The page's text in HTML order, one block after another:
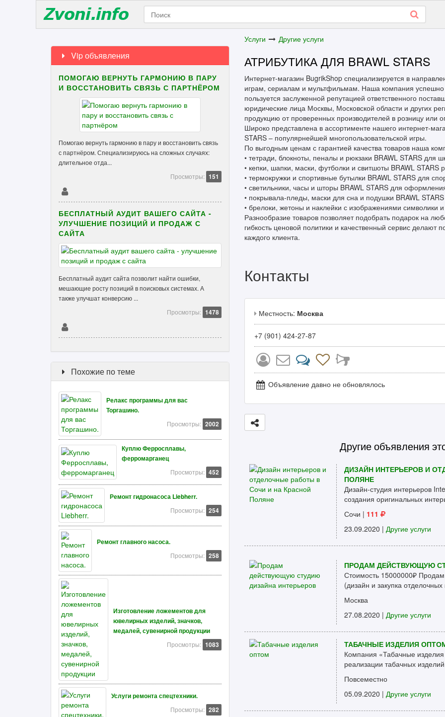
Услуги Другие услуги
АТРИБУТИКА ДЛЯ BRAWL STARS
Интернет-магазин BugrikShop специализируется в
играм, сериалам и мультфильмам. Наша компания успешно
пользуется заслуженной репутацией ответственного
юридические лица Москвы, Московской области и других
продукцию от проверенных производителей в розницу
Широко представлена в ассортименте нашего интернет-
STARS – популярнейшей многопользовательской игры.
По выгодным ценам с гарантией качества товаров наша
• тетради, блокноты, пеналы и рюкзаки BRAWL STARS для
• кепки, шапки, маски, футболки и свитшоты BRAWL STARS
• термокружки и спортивные бутылки BRAWL STARS для
• светильники, часы и шторы BRAWL STARS для
• покрывала-пледы, маски для сна и подушки BRAWL
• брелоки, жетоны и наклейки с изображениями символики и
Разнообразие товаров позволяет подобрать подарок на
гибкость ценовой политики и качественный сервис
каждого клиента.
Контакты
Местность: Москва
+7 (901) 424-27-87
Объявление давно не обновлялось
Другие объявления
ДИЗАЙН ИНТЕРЬЕРОВ И
ПОЛЯНЕ
Дизайн-студия интерьеров
создания оригинальных
Сочи | 111
23.09.2020 | Другие услуги
ПРОДАМ ДЕЙСТВУЮЩУЮ
Стоимость 15000000₽
(дизайн и закупка
Москва
27.08.2020 | Другие услуги
ТАБАЧНЫЕ ИЗДЕЛИЯ
Компания «Табачные
реализации табачных
Повсеместно
05.09.2020 | Другие услуги
Vip объявления
ПОМОГАЮ ВЕРНУТЬ ГАРМОНИЮ В ПАРУ
И ВОССТАНОВИТЬ СВЯЗЬ С ПАРТНЁРОМ
Помогаю вернуть гармонию в пару и восстановить связь
с партнёром. Специализируюсь на сложных случаях:
длительное отда...
Просмотры: 151
БЕСПЛАТНЫЙ АУДИТ ВАШЕГО САЙТА -
УЛУЧШЕНИЕ ПОЗИЦИЙ И ПРОДАЖ С
САЙТА
Бесплатный аудит сайта позволит найти ошибки,
мешающие росту позиций в поисковых системах. А
также улучшат конверсию ...
Просмотры: 1478
Похожие по теме
Релакс программы для вас
Торгашино.
Просмотры: 2002
Куплю Ферросплавы,
ферромарганец
Просмотры: 452
Ремонт гидронасоса Liebherr.
Просмотры: 254
Ремонт главного насоса.
Просмотры: 258
Изготовление ложементов для
ювелирных изделий, значков,
медалей, сувенирной продукции
Просмотры: 1083
Услуги ремонта спецтехники.
Просмотры: 282